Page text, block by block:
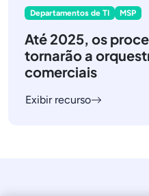
Departamentos de TI MSP
Até 2025, os
tornarão a
comerciais
Exibir recurso